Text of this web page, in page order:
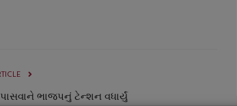
પાસવાને ભાજપનું ટેન્શન વધાર્યું